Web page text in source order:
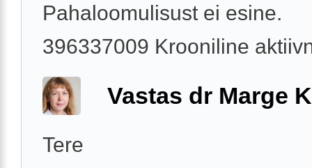
Pahaloomulisust ei esine.
396337009 Krooniline
Vastas dr Marge
Tere